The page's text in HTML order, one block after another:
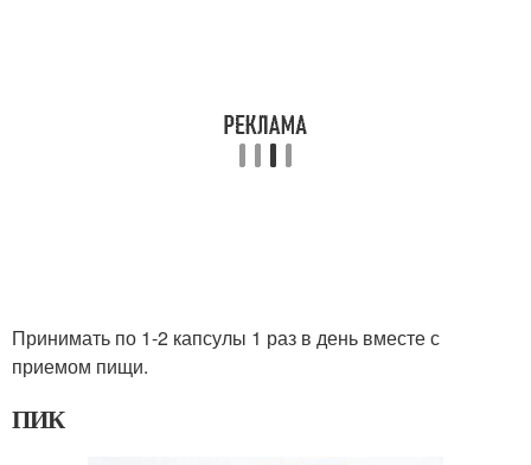
Принимать по 1-2 капсулы 1 раз в день вместе с
приемом пищи.
ПИК